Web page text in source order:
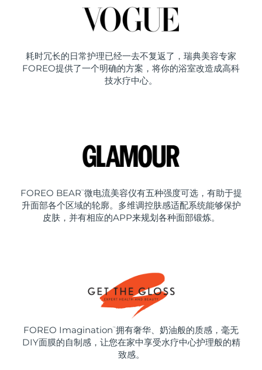
耗时冗长的日常护理已经一去不复返了，瑞典美容专家
FOREO提供了一个明确的方案，将你的浴室改造成高科
技水疗中心。
FOREO BEAR ™ 微电流美容仪有五种强度可选，有助于提
升面部各个区域的轮廓。多维调控肤感适配系统能够保护
皮肤，并有相应的APP来规划各种面部锻炼。
FOREO Imagination ™ 拥有奢华、奶油般的质感，毫无
DIY面膜的自制感，让您在家中享受水疗中心护理般的精
致感。